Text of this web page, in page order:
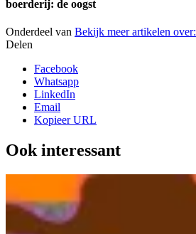
boerderij: de oogst
Onderdeel van Bekijk meer artikelen over:
Delen
Facebook
Whatsapp
LinkedIn
Email
Kopieer URL
Ook interessant